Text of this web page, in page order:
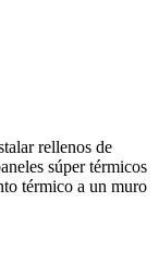
rellenos de
súper térmicos
térmico a un muro